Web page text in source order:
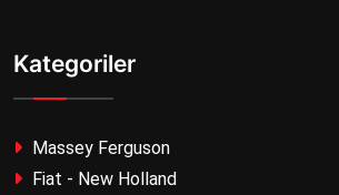
Kategoriler
Massey Ferguson
Fiat - New Holland